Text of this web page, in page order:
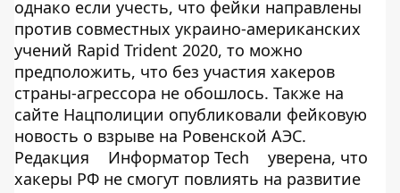
однако если учесть, что фейки направлены
против совместных украино-американских
учений Rapid Trident 2020, то можно
предположить, что без участия хакеров
страны-агрессора не обошлось. Также на
сайте Нацполиции опубликовали фейковую
новость о взрыве на Ровенской АЭС.
Редакция
Информатор Tech
уверена, что
хакеры РФ не смогут повлиять на развитие